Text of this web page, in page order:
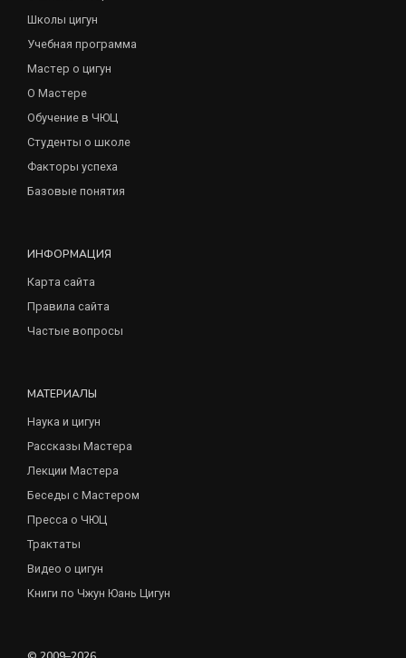
Школы цигун
Учебная программа
Мастер о цигун
О Мастере
Обучение в ЧЮЦ
Студенты о школе
Факторы успеха
Базовые понятия
ИНФОРМАЦИЯ
Карта сайта
Правила сайта
Частые вопросы
МАТЕРИАЛЫ
Наука и цигун
Рассказы Мастера
Лекции Мастера
Беседы с Мастером
Пресса о ЧЮЦ
Трактаты
Видео о цигун
Книги по Чжун Юань Цигун